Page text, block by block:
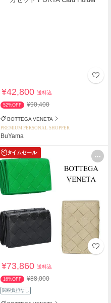
¥42,800送料込
52%OFF ¥90,400
BOTTEGA VENETA
PREMIUM PERSONAL SHOPPER
BuYama
タイムセール
¥73,860送料込
16%OFF ¥88,000
関税負担なし